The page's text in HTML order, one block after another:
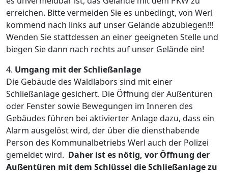
erreichen. Bitte vermeiden Sie es unbedingt, von Werl
kommend nach links auf unser Gelände abzubiegen!!!
Wenden Sie stattdessen an einer geeigneten Stelle und
biegen Sie dann nach rechts auf unser Gelände ein!
4. Umgang mit der Schließanlage
Die Gebäude des Waldlabors sind mit einer
Schließanlage gesichert. Die Öffnung der Außentüren
oder Fenster sowie Bewegungen im Inneren des
Gebäudes führen bei aktivierter Anlage dazu, dass ein
Alarm ausgelöst wird, der über die diensthabende
Person des Kommunalbetriebs Werl auch der Polizei
gemeldet wird. Daher ist es nötig, vor Öffnung der
Außentüren mit dem Schlüssel die Schließanlage zu